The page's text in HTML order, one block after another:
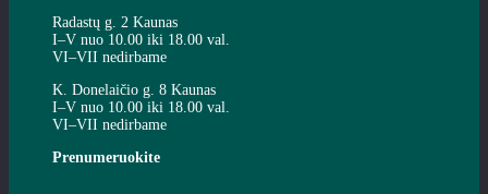
Radastų g. 2 Kaunas
I–V nuo 10.00 iki 18.00 val.
VI–VII nedirbame
K. Donelaičio g. 8 Kaunas
I–V nuo 10.00 iki 18.00 val.
VI–VII nedirbame
Prenumeruokite